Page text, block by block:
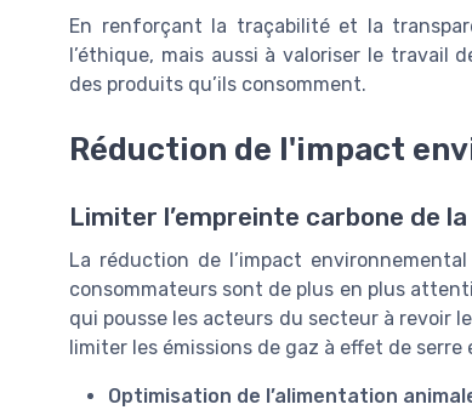
En renforçant la traçabilité et la
l’éthique, mais aussi à valoriser le travail
des produits qu’ils consomment.
Réduction de l'impact
Limiter l’empreinte carbone de
La réduction de l’impact
consommateurs sont de plus en plus
qui pousse les acteurs du secteur à revoir
limiter les émissions de gaz à effet de
Optimisation de l’alimentation